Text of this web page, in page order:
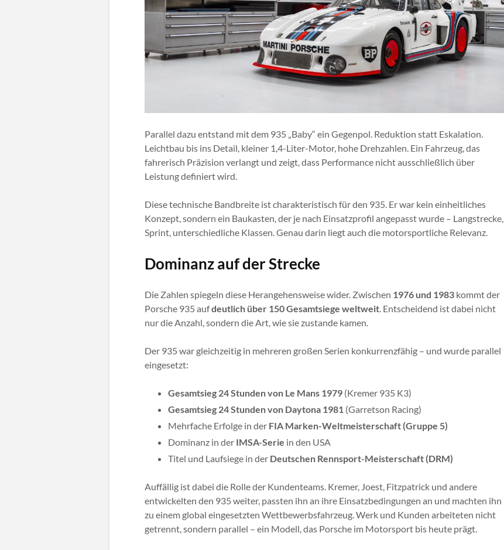
Parallel dazu entstand mit dem 935 „Baby“ ein Gegenpol. Reduktion statt Eskalation.
Leichtbau bis ins Detail, kleiner 1,4-Liter-Motor, hohe Drehzahlen. Ein Fahrzeug, das
fahrerisch Präzision verlangt und zeigt, dass Performance nicht ausschließlich über
Leistung definiert wird.
Diese technische Bandbreite ist charakteristisch für den 935. Er war kein einheitliches
Konzept, sondern ein Baukasten, der je nach Einsatzprofil angepasst wurde – Langstrecke,
Sprint, unterschiedliche Klassen. Genau darin liegt auch die motorsportliche Relevanz.
Dominanz auf der Strecke
Die Zahlen spiegeln diese Herangehensweise wider. Zwischen 1976 und 1983 kommt der
Porsche 935 aufdeutlich über 150 Gesamtsiege weltweit. Entscheidend ist dabei nicht
nur die Anzahl, sondern die Art, wie sie zustande kamen.
Der 935 war gleichzeitig in mehreren großen Serien konkurrenzfähig – und wurde parallel
eingesetzt:
Gesamtsieg 24 Stunden von Le Mans 1979 (Kremer 935 K3)
Gesamtsieg 24 Stunden von Daytona 1981 (Garretson Racing)
Mehrfache Erfolge in der FIA Marken-Weltmeisterschaft (Gruppe 5)
Dominanz in der IMSA-Serie in den USA
Titel und Laufsiege in der Deutschen Rennsport-Meisterschaft (DRM)
Auffällig ist dabei die Rolle der Kundenteams. Kremer, Joest, Fitzpatrick und andere
entwickelten den 935 weiter, passten ihn an ihre Einsatzbedingungen an und machten ihn
zu einem global eingesetzten Wettbewerbsfahrzeug. Werk und Kunden arbeiteten nicht
getrennt, sondern parallel – ein Modell, das Porsche im Motorsport bis heute prägt.